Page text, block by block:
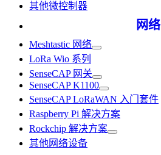
其他微控制器
网络
Meshtastic 网络
LoRa Wio 系列
SenseCAP 网关
SenseCAP K1100
SenseCAP LoRaWAN 入门套件
Raspberry Pi 解决方案
Rockchip 解决方案
其他网络设备